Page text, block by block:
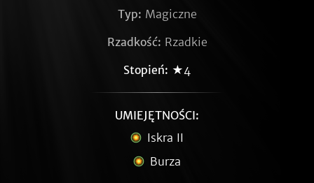
Typ: Magiczne
Rzadkość: Rzadkie
Stopień: ★4
UMIEJĘTNOŚCI:
Iskra II
Burza